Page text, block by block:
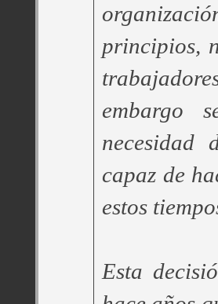
principios,
embargo
necesidad
capaz de
estos
Esta